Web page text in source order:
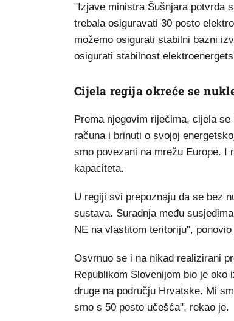
"Izjave ministra Šušnjara potvrda
trebala osiguravati 30 posto
možemo osigurati stabilni bazni
osigurati stabilnost
Cijela regija okreće se
Prema njegovim riječima, cijela
računa i brinuti o svojoj
smo povezani na mrežu Europe. I
kapaciteta.
U regiji svi prepoznaju da se bez
sustava. Suradnja među
NE na vlastitom teritoriju", ponovio
Osvrnuo se i na nikad realizirani
Republikom Slovenijom bio je oko
druge na području Hrvatske. Mi
smo s 50 posto učešća", rekao je.